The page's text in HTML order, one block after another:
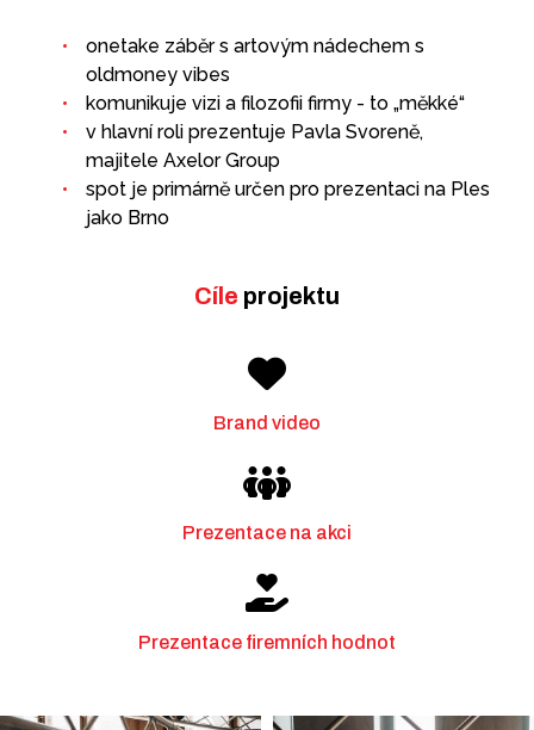
onetake záběr s artovým nádechem s
oldmoney vibes
komunikuje vizi a filozofii firmy - to „měkké“
v hlavní roli prezentuje Pavla Svoreně,
majitele Axelor Group
spot je primárně určen pro prezentaci na Ples
jako Brno
Cíle projektu
Brand video
Prezentace na akci
Prezentace firemních hodnot